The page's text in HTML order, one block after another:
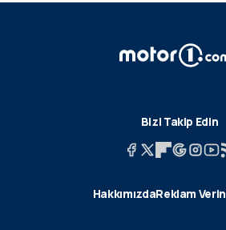
Bizi Takip Edin
HakkımızdaReklam Verin